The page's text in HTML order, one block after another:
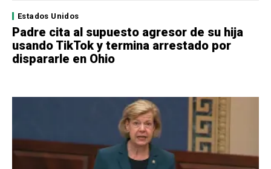
Estados Unidos
Padre cita al supuesto agresor de su hija
usando TikTok y termina arrestado por
dispararle en Ohio